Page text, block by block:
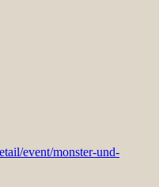
event/monster-und-